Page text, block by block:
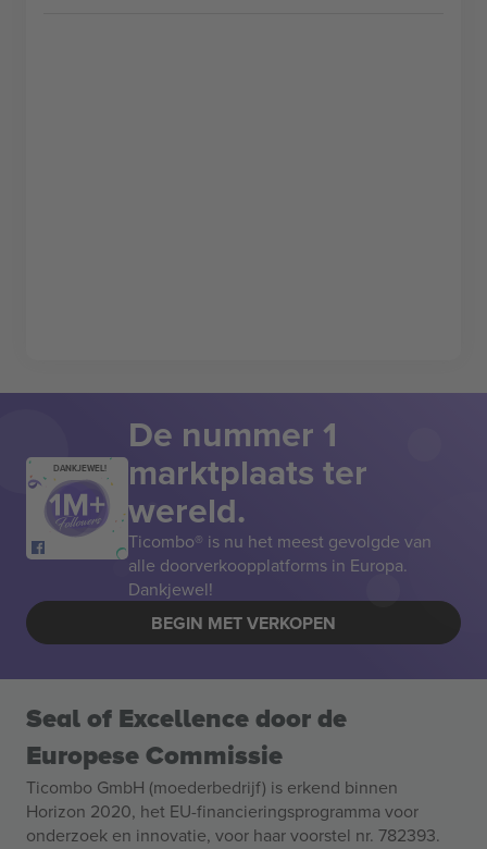
DANKJEWEL!
De nummer 1
marktplaats ter
wereld.
Ticombo® is nu het meest gevolgde van
alle doorverkoopplatforms in Europa.
Dankjewel!
BEGIN MET VERKOPEN
Seal of Excellence door de
Europese Commissie
Ticombo GmbH (moederbedrijf) is erkend binnen
Horizon 2020, het EU-financieringsprogramma voor
onderzoek en innovatie, voor haar voorstel nr. 782393.